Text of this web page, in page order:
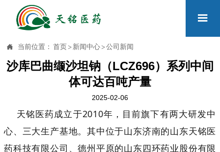

 当前位置： 首页 > 新闻中心 >公司新闻
沙库巴曲缬沙坦钠（LCZ696）系列中间
体可达百吨产量
2025-02-06
天铭医药成立于2010年，目前旗下有两大研发中
心、三大生产基地。其中位于山东济南的山东天铭医
药科技有限公司、德州平原的山东四环药业股份有限